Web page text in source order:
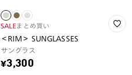
SALEまとめ買い
＜RIM＞ SUNGLASSES
サングラス
¥3,300